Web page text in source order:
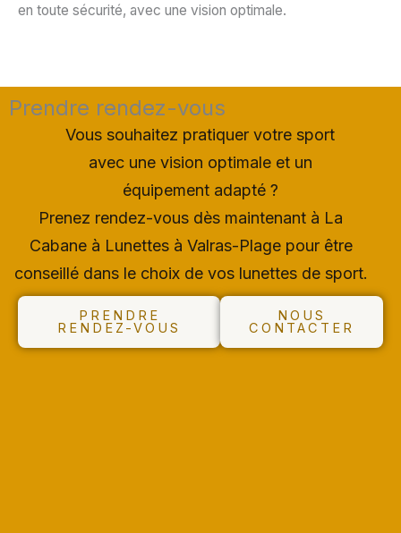
en toute sécurité, avec une vision optimale.
Prendre rendez-vous
Vous souhaitez pratiquer votre sport
avec une vision optimale et un
équipement adapté ?
Prenez rendez-vous dès maintenant à La
Cabane à Lunettes à Valras-Plage pour être
conseillé dans le choix de vos lunettes de sport.
PRENDRE
RENDEZ-VOUS
NOUS
CONTACTER